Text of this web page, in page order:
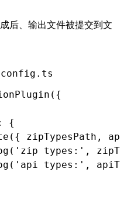
后、输出文件被提交到文
({
{
({ zipTypesPath ,
( 'zip types:' ,
( 'api types:' ,